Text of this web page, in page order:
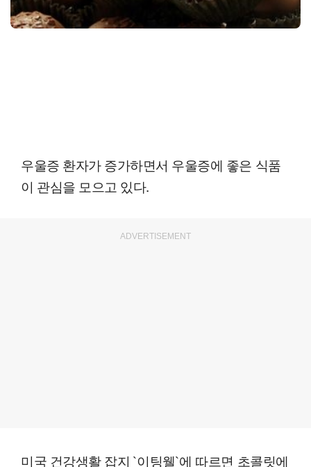
우울증 환자가 증가하면서 우울증에 좋은 식품
이 관심을 모으고 있다.
ADVERTISEMENT
미국 건강생활 잡지 `이팅웰`에 따르면 초콜릿에